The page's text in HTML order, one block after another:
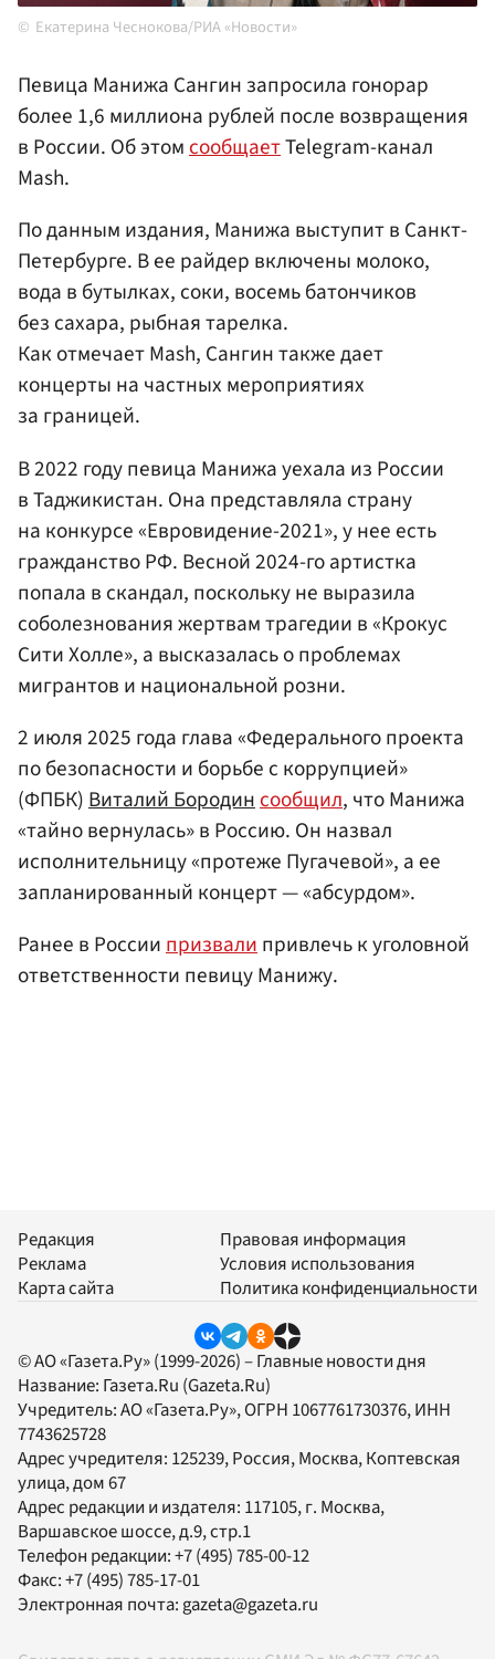
Екатерина Чеснокова/РИА «Новости»
Певица Манижа Сангин запросила гонорар
более 1,6 миллиона рублей после возвращения
в России. Об этомсообщаетTelegram-канал
Mash.
По данным издания, Манижа выступит в Санкт-
Петербурге. В ее райдер включены молоко,
вода в бутылках, соки, восемь батончиков
без сахара, рыбная тарелка.
Как отмечает Mash, Сангин также дает
концерты на частных мероприятиях
за границей.
В 2022 году певица Манижа уехала из России
в Таджикистан. Она представляла страну
на конкурсе «Евровидение-2021», у нее есть
гражданство РФ. Весной 2024-го артистка
попала в скандал, поскольку не выразила
соболезнования жертвам трагедии в «Крокус
Сити Холле», а высказалась о проблемах
мигрантов и национальной розни.
2 июля 2025 года глава «Федерального проекта
по безопасности и борьбе с коррупцией»
(ФПБК)Виталий Бородинсообщил, что Манижа
«тайно вернулась» в Россию. Он назвал
исполнительницу «протеже Пугачевой», а ее
запланированный концерт — «абсурдом».
Ранее в Россиипризвалипривлечь к уголовной
ответственности певицу Манижу.
Редакция
Реклама
Карта сайта
Правовая информация
Условия использования
Политика конфиденциальности
© АО «Газета.Ру» (1999-2026) – Главные новости дня
Название: Газета.Ru (Gazeta.Ru)
Учредитель:АО «Газета.Ру», ОГРН 1067761730376, ИНН
7743625728
Адрес учредителя: 125239, Россия, Москва, Коптевская
улица, дом 67
Адрес редакции и издателя: 117105, г. Москва,
Варшавское шоссе, д.9, стр.1
Телефон редакции:+7 (495) 785-00-12
Факс:+7 (495) 785-17-01
Электронная почта:gazeta@gazeta.ru